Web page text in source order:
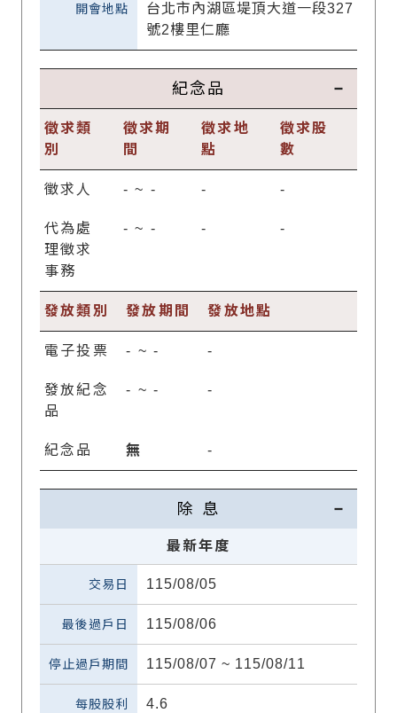
台北市內湖區堤頂大道一段327
號2樓里仁廳
紀念品
徵求類
別
徵求期
間
徵求地
點
徵求股
數
徵求人 - ~ - - -
代為處
理徵求
事務
- ~ - - -
發放類別 發放期間 發放地點
電子投票 - ~- -
發放紀念
品
- ~- -
紀念品 無 -
除 息
最新年度
115/08/05
115/08/06
115/08/07 ~ 115/08/11
4.6